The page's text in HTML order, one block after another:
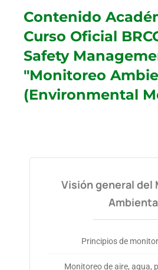
Contenido
Curso Oficial
Safety
"Monitoreo
(Environmental
Visión general del
Principios de
Monitoreo de aire, agua,